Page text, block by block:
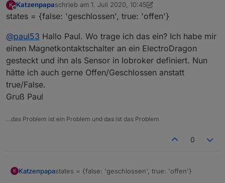
"boolean", allerdings "read only". Da muss nichts
gewandelt werden. Oder möchtest Du Zustandstexte
K
Offline
Katzenpapaschrieb am 1. Juli 2020, 10:45
zuletzt editiert von Katzenpapa
states = {false: 'geschlossen', true: 'offen'}
@paul53 Hallo Paul. Wo trage ich das ein? Ich habe mir
einen Magnetkontaktschalter an ein ElectroDragon
gesteckt und ihn als Sensor in Iobroker definiert. Nun
hätte ich auch gerne Offen/Geschlossen anstatt
true/False.
Gruß Paul
…das Problem ist ein Problem und das ist das Problem
0
K Katzenpapastates = {false: 'geschlossen', true: 'offen'}